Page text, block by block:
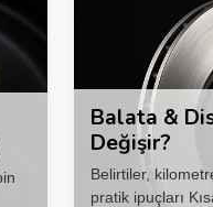
Balata &
Değişir?
Belirtiler,
pratik ipuçları